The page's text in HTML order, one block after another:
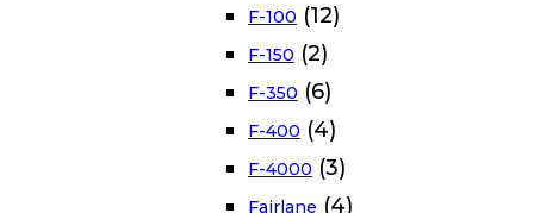
F-100 (12)
F-150 (2)
F-350 (6)
F-400 (4)
F-4000 (3)
Fairlane (4)